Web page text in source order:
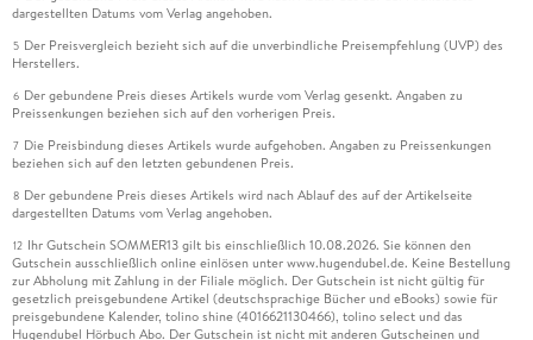
dargestellten Datums vom Verlag angehoben.
5 Der Preisvergleich bezieht sich auf die unverbindliche Preisempfehlung (UVP) des
Herstellers.
6 Der gebundene Preis dieses Artikels wurde vom Verlag gesenkt. Angaben zu
Preissenkungen beziehen sich auf den vorherigen Preis.
7 Die Preisbindung dieses Artikels wurde aufgehoben. Angaben zu Preissenkungen
beziehen sich auf den letzten gebundenen Preis.
8 Der gebundene Preis dieses Artikels wird nach Ablauf des auf der Artikelseite
dargestellten Datums vom Verlag angehoben.
12 Ihr Gutschein SOMMER13 gilt bis einschließlich 10.08.2026. Sie können den
Gutschein ausschließlich online einlösen unter www.hugendubel.de. Keine Bestellung
zur Abholung mit Zahlung in der Filiale möglich. Der Gutschein ist nicht gültig für
gesetzlich preisgebundene Artikel (deutschsprachige Bücher und eBooks) sowie für
preisgebundene Kalender, tolino shine (4016621130466), tolino select und das
Hugendubel Hörbuch Abo. Der Gutschein ist nicht mit anderen Gutscheinen und